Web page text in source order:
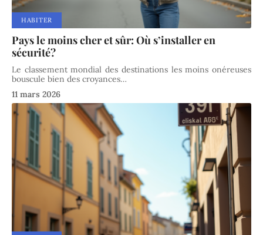
HABITER
Pays le moins cher et sûr: Où s’installer en
sécurité?
Le classement mondial des destinations les moins onéreuses
bouscule bien des croyances…
11 mars 2026